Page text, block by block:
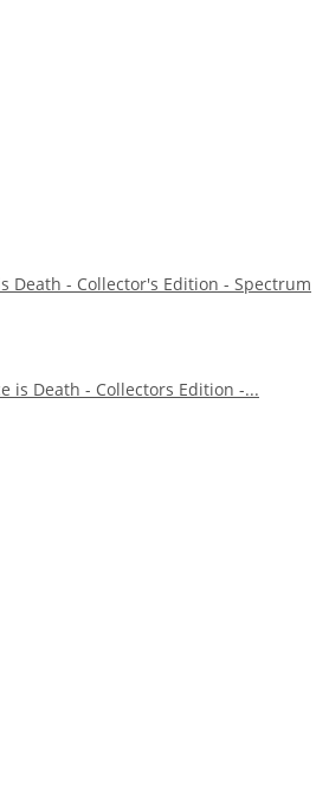
Death - Collector's Edition - Spectrum